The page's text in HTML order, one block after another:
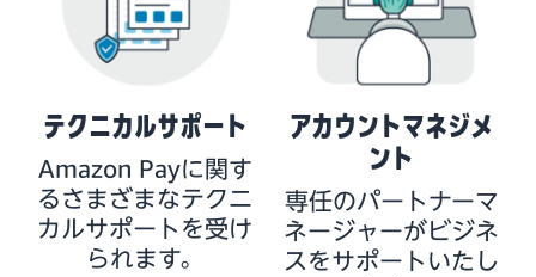
テクニカルサポート
Amazon Payに関す
るさまざまなテクニ
カルサポートを受け
られます。
アカウントマネジメ
ント
専任のパートナーマ
ネージャーがビジネ
スをサポートいたし